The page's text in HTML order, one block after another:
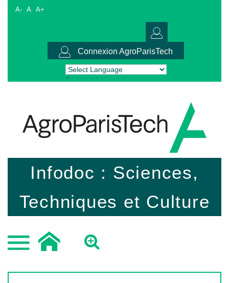
A- A A+
Connexion AgroParisTech
Powered by Translate
Infodoc : Sciences,
Techniques et Culture